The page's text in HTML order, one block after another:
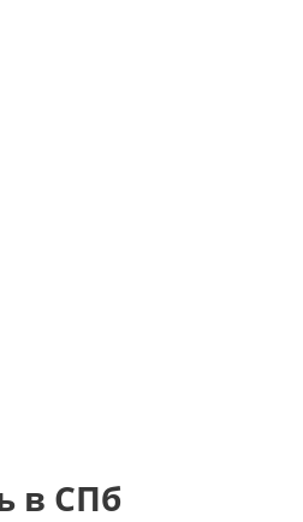
в СПб